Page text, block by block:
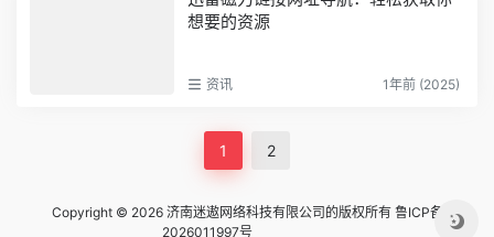
想要的资源
资讯 1年前 (2025)
1 2
Copyright © 2026 济南迷遨网络科技有限公司的版权所有 鲁ICP备
2026011997号